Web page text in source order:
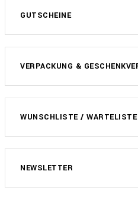
GUTSCHEINE
VERPACKUNG &
WUNSCHLISTE / WARTELISTE
NEWSLETTER